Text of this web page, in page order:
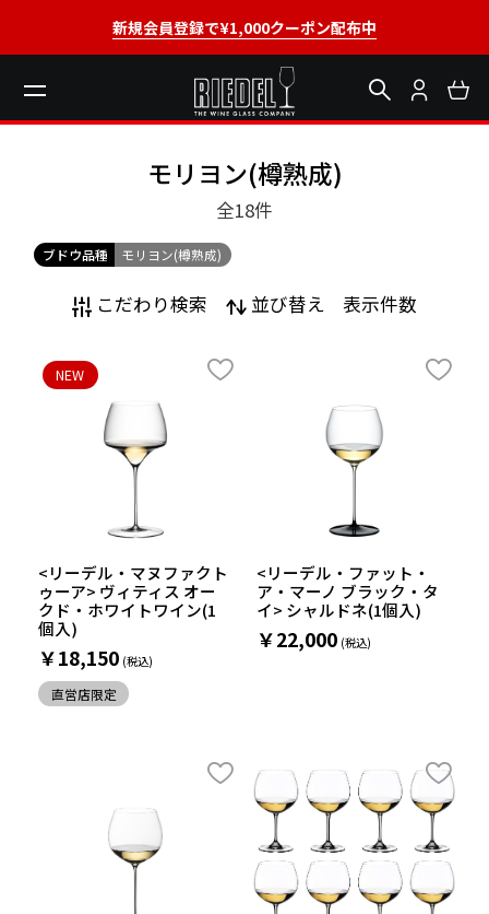
新規会員登録で¥1,000クーポン配布中
モリヨン(樽熟成)
全18件
ブドウ品種 モリヨン(樽熟成)
こだわり検索 並び替え 表示件数
<リーデル・マヌファクト
ゥーア> ヴィティス オー
クド・ホワイトワイン(1
個入)
￥18,150
NEW
直営店限定
<リーデル・ファット・
ア・マーノ ブラック・タ
イ> シャルドネ(1個入)
￥22,000